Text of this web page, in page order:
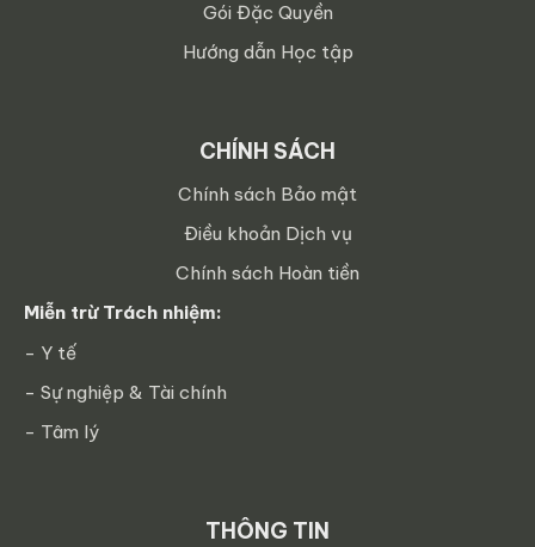
Gói Đặc Quyền
Hướng dẫn Học tập
CHÍNH SÁCH
Chính sách Bảo mật
Điều khoản Dịch vụ
Chính sách Hoàn tiền
Miễn trừ Trách nhiệm:
- Y tế
- Sự nghiệp & Tài chính
- Tâm lý
THÔNG TIN